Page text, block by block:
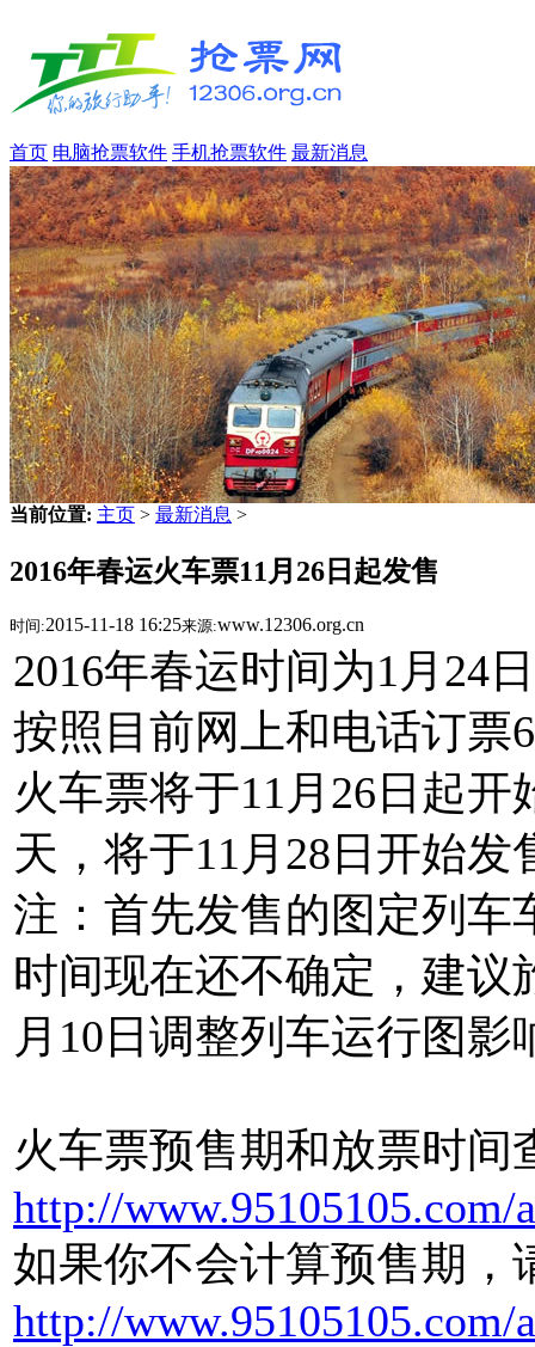
首页 电脑抢票软件 手机抢票软件 最新消息
当前位置: 主页 > 最新消息 >
2016年春运火车票11月26日起发售
时间:2015-11-18 16:25来源:www.12306.org.cn
2016年春运时间为1月24
按照目前网上和电话订票
火车票将于11月26日起
天，将于11月28日开始
注：首先发售的图定列车
时间现在还不确定，建议
月10日调整列车运行图
火车票预售期和放票时间
http://
如果你不会计算预售期，
http://www.95105105.com/